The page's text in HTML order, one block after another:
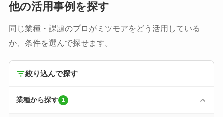
他の活用事例を探す
同じ業種・課題のプロがミツモアをどう活用している
か、条件を選んで探せます。
絞り込んで探す
業種から探す 1